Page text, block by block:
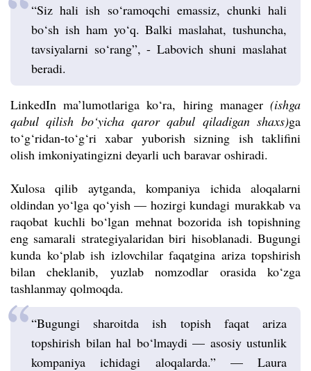
“Siz hali ish so‘ramoqchi emassiz, chunki hali
bo‘sh ish ham yo‘q. Balki maslahat, tushuncha,
tavsiyalarni so‘rang”, - Labovich shuni maslahat
beradi.
LinkedIn ma’lumotlariga ko‘ra, hiring manager (ishga
qabul qilish bo‘yicha qaror qabul qiladigan shaxs)ga
to‘g‘ridan-to‘g‘ri xabar yuborish sizning ish taklifini
olish imkoniyatingizni deyarli uch baravar oshiradi.
Xulosa qilib aytganda, kompaniya ichida aloqalarni
oldindan yo‘lga qo‘yish — hozirgi kundagi murakkabva
raqobat kuchli bo‘lgan mehnat bozorida ish topishning
eng samarali strategiyalaridan biri hisoblanadi. Bugungi
kunda ko‘plab ish izlovchilar faqatgina ariza topshirish
bilan cheklanib, yuzlab nomzodlar orasida ko‘zga
tashlanmay qolmoqda.
“Bugungi sharoitda ish topish faqat ariza
topshirish bilan hal bo‘lmaydi — asosiy ustunlik
kompaniya ichidagi aloqalarda.” — Laura